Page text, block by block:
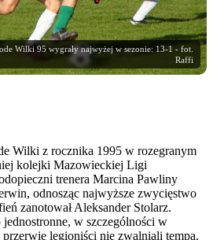
Wilki 95 wygrały najwyżej w sezonie: 13-1 - fot.
Raffi
Wilki z rocznika 1995 w rozegranym
kolejki Mazowieckiej Ligi
trenera Marcina Pawliny
odnosząc najwyższe zwycięstwo
zanotował Aleksander Stolarz.
w szczególności w
legioniści nie zwalniali tempa.